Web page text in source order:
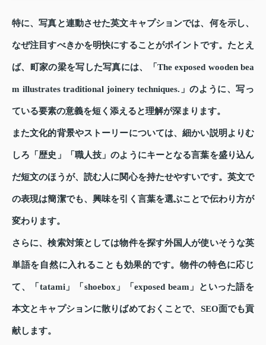
特に、写真と連動させた英文キャプションでは、何を示し、
なぜ注目すべきかを明快にすることがポイントです。たとえ
ば、町家の梁を写した写真には、「The exposed wooden bea
m illustrates traditional joinery techniques.」のように、写っ
ている要素の意義を短く添えると理解が深まります。
また文化的背景やストーリーについては、細かい説明よりむ
しろ「歴史」「職人技」のようにキーとなる言葉を盛り込ん
だ短文のほうが、読む人に関心を持たせやすいです。英文で
の表現は簡潔でも、興味を引く言葉を選ぶことで伝わり方が
変わります。
さらに、検索対策としては物件を探す外国人が使いそうな英
単語を自然に入れることも効果的です。物件の特色に応じ
て、「tatami」「shoebox」「exposed beam」といった語を
本文とキャプションに散りばめておくことで、SEO面でも貢
献します。